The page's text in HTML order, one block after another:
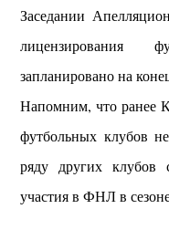
Заседании
лицензирования
запланировано на
Напомним, что ранее
футбольных клубов
ряду других клубов
участия в ФНЛ в